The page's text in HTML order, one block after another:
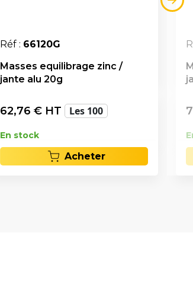
Réf : 66120G
Masses equilibrage zinc /
jante alu 20g
62,76 € HT Les 100
En stock
Acheter